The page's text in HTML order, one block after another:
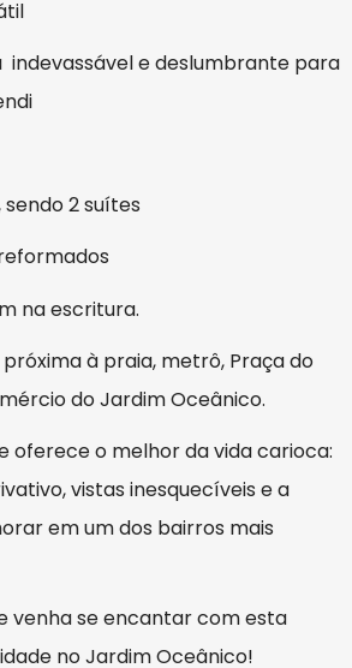
indevassável e deslumbrante para
2 suítes
na escritura.
à praia, metrô, Praça do
do Jardim Oceânico.
oferece o melhor da vida carioca:
vistas inesquecíveis e a
em um dos bairros mais
venha se encantar com esta
no Jardim Oceânico!